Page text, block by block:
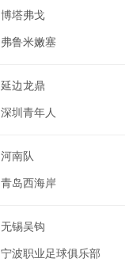
博塔弗戈
弗鲁米嫩塞
延边龙鼎
深圳青年人
河南队
青岛西海岸
无锡吴钩
宁波职业足球俱乐部